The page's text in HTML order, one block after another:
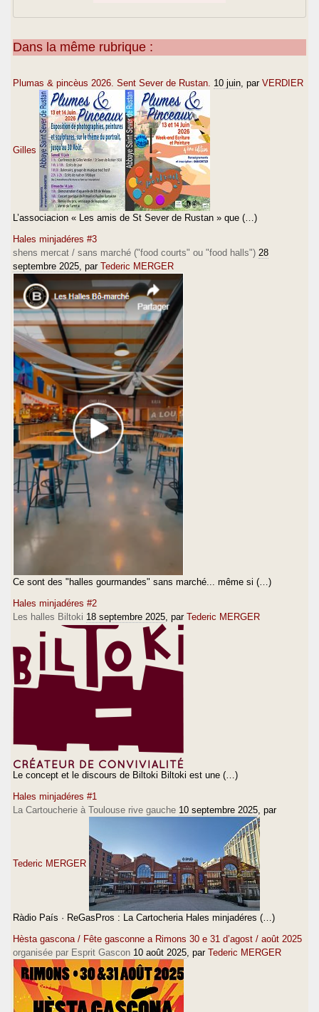
Dans la même rubrique :
Plumas & pincèus 2026. Sent Sever de Rustan. 10 juin , par VERDIER
Gilles
L’associacion « Les amis de St Sever de Rustan » que (…)
Hales minjadéres #3
shens mercat / sans marché ("food courts" ou "food halls") 28
septembre 2025 , par Tederic MERGER
Ce sont des "halles gourmandes" sans marché... même si (…)
Hales minjadéres #2
Les halles Biltoki 18 septembre 2025 , par Tederic MERGER
Le concept et le discours de Biltoki Biltoki est une (…)
Hales minjadéres #1
La Cartoucherie à Toulouse rive gauche 10 septembre 2025 , par
Tederic MERGER
Ràdio País · ReGasPros : La Cartocheria Hales minjadéres (…)
Hèsta gascona / Fête gasconne a Rimons 30 e 31 d’agost / août 2025
organisée par Esprit Gascon 10 août 2025 , par Tederic MERGER